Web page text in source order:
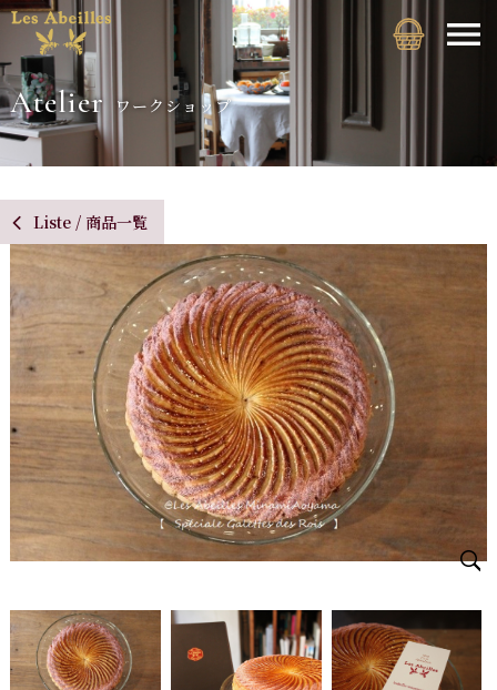
Atelier ワークショップ
Liste / 商品一覧